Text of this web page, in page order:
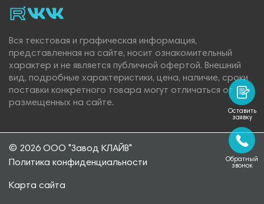
rutubevk_video.
Vk.
Вся текстовая и графическая информация,
представленная на сайте, носит ознакомительный
характер и не является публичной офертой. Внешний
вид, подробные характеристики, цена, наличие, сроки
поставки конкретного товара могут отличаться от
размещенных на сайте.
© 2026 ООО "Завод КЛАЙВ"
Политика конфиденциальности
Карта сайта
Оставить
заявку
Обратный
звонок